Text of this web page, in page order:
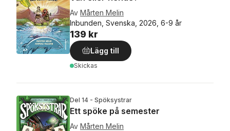
Av Mårten Melin
Inbunden, Svenska, 2026, 6-9 år
139 kr
Lägg till
Skickas
Del 14 - Spöksystrar
Ett spöke på semester
Av Mårten Melin